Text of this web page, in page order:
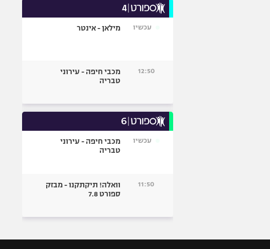
עכשיו מילאן - אינטר
12:50
מכבי חיפה - עירוני
טבריה
עכשיו
מכבי חיפה - עירוני
טבריה
11:50
וואלה! תיקתקנו - מבזק
ספורט 7.8